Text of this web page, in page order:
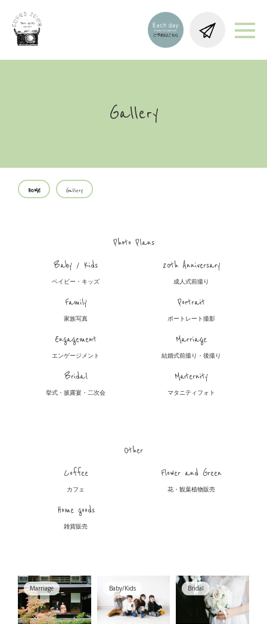
Gallery
HOME Gallery
Photo Plans
Baby / Kids
ベイビー・キッズ
20th Anniversary
成人式前撮り
Family
家族写真
Portrait
ポートレート撮影
Engagement
エンゲージメント
Marriage
結婚式前撮り・後撮り
Bridal
挙式・披露宴・二次会
Maternity
マタニティフォト
Other
Coffee
カフェ
Flower and Green
花・観葉植物販売
Home goods
雑貨販売
Marriage Baby/Kids Bridal